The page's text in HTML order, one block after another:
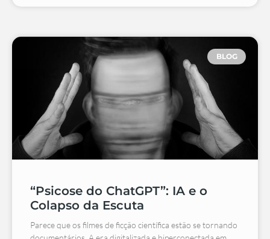
BLOG
“Psicose do ChatGPT”: IA e o
Colapso da Escuta
Parece que os filmes de ficção científica estão se tornando